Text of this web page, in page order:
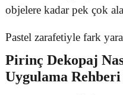
objelere kadar pek çok
Pastel zarafetiyle fark
Pirinç Dekopaj
Uygulama Rehberi